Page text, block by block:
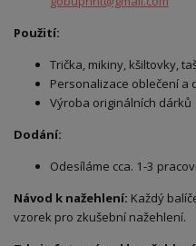
Použití:
Trička, mikiny, kšiltovky,
Personalizace oblečení a
Výroba originálních dárků
Dodání:
Odesíláme cca. 1-3
Návod k nažehlení: Každý
vzorek pro zkušební nažehlení.